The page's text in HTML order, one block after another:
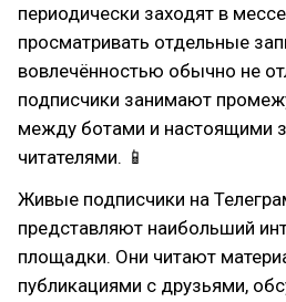
периодически заходят в
просматривать отдельные
вовлечённостью обычно не
подписчики занимают
между ботами и настоящими
читателями. 📱
Живые подписчики на
представляют наибольший
площадки. Они читают
публикациями с друзьями,